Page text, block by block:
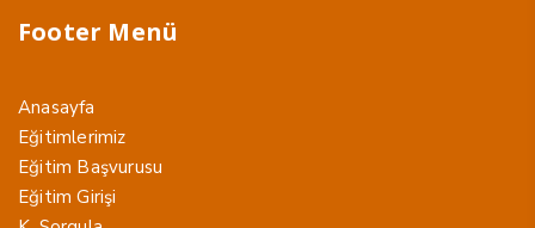
Footer Menü
Anasayfa
Eğitimlerimiz
Eğitim Başvurusu
Eğitim Girişi